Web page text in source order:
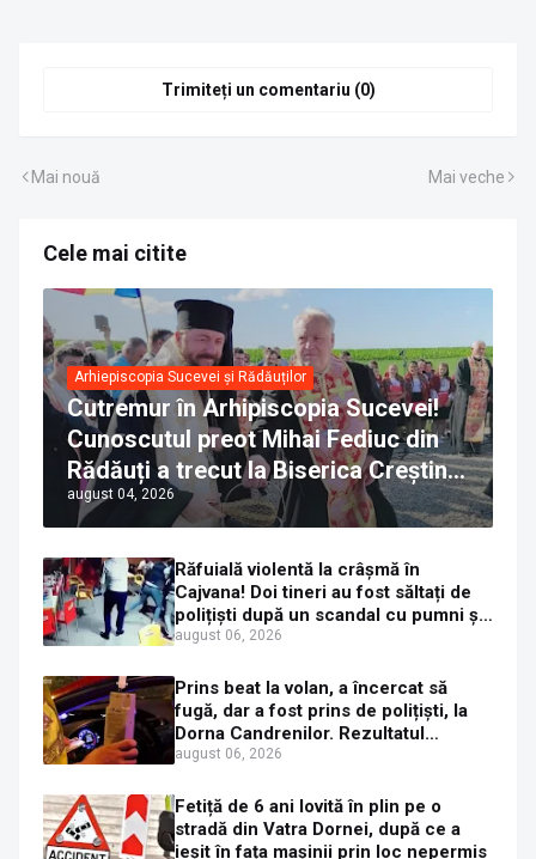
Trimiteți un comentariu (0)
Mai nouă Mai veche
Cele mai citite
Arhiepiscopia Sucevei și Rădăuților
Cutremur în Arhipiscopia Sucevei!
Cunoscutul preot Mihai Fediuc din
Rădăuți a trecut la Biserica Creștină
Ortodoxă Valahă. ÎPS Calinic anunță
că îi pregătește judecata canonică
august 04, 2026
Răfuială violentă la crâșmă în
Cajvana! Doi tineri au fost săltați de
polițiști după un scandal cu pumni și
mașini distruse
august 06, 2026
Prins beat la volan, a încercat să
fugă, dar a fost prins de polițiști, la
Dorna Candrenilor. Rezultatul
etilotestului: 1,59 mg/l alcool pur în
august 06, 2026
Fetiță de 6 ani lovită în plin pe o
stradă din Vatra Dornei, după ce a
ieșit în fața mașinii prin loc nepermis